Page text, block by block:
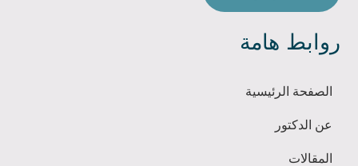
روابط هامة
الصفحة الرئيسية
عن الدكتور
المقالات